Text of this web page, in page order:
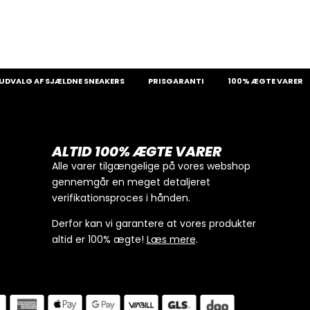
AF SJÆLDNE SNEAKERS PRISGARANTI 100% ÆGTE VARER
ALTID 100% ÆGTE VARER
Alle varer tilgængelige på vores webshop
gennemgår en meget detaljeret
verifikationsproces i hånden.
Derfor kan vi garantere at vores produkter
altid er 100% ægte! Læs mere.